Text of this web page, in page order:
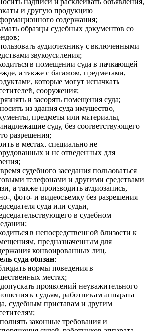
надписи и расклеивать объявления,
и другую продукцию
содержания;
образцы судебных документов со
аудиотехнику с включенными
звукоусиления;
в помещении суда в пачкающей
а также с багажом, предметами,
которые могут испачкать
сооружения;
и засорять помещения суда;
из здания суда имущество,
предметы или материалы,
суду, без соответствующего
разрешения;
в местах, специально не
и не отведенных для
судебного заседания пользоваться
телефонами и другими средствами
а также производить аудиозапись,
, фото- и видеосъемку без разрешения
суда или судьи,
в судебном
в непосредственной близости к
предназначенным для
конвоированных лиц.
суда обязан:
нормы поведения в
местах;
проявлений неуважительного
к судьям, работникам аппарата
судебным приставам и другим
законные требования и